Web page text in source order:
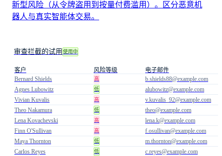
新型风险（从令牌盗用到按量付费滥用）。区分恶意机
器人与真实智能体交易。
审查拦截的试用 使用中
客户 风险等级
电子邮件
Bernard Shields
高
b.shields88@example.com
Agnes Lubowitz
低
alubowitz@example.com
Vivian Kuvalis
高
v.kuvalis_92@example.com
Theo Nakamura
低
theo@example.com
Lena Kovachevski
高
lena.k@example.com
Finn O'Sullivan
高
f.osullivan@example.com
Maya Thornton
低
m.thornton@example.com
Carlos Reyes
低 c.reyes@example.com